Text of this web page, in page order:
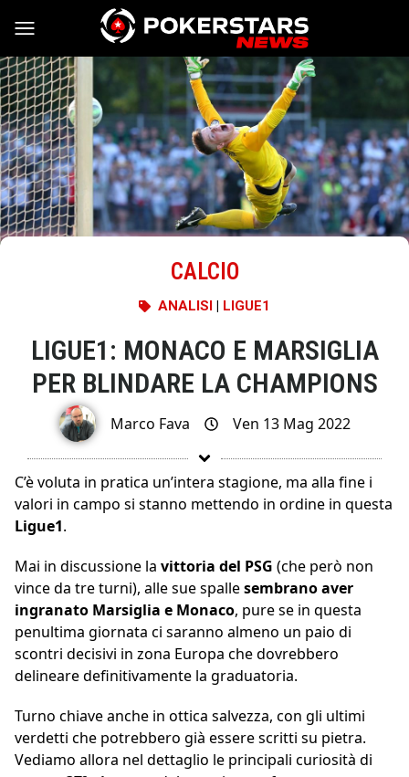
Vai al contenuto
CALCIO
ANALISI | LIGUE1
LIGUE1: MONACO E MARSIGLIA
PER BLINDARE LA CHAMPIONS
Marco Fava Ven 13 Mag 2022
C’è voluta in pratica un’intera stagione, ma alla fine i
valori in campo si stanno mettendo in ordine in questa
Ligue1.
Mai in discussione la vittoria del PSG (che però non
vince da tre turni), alle sue spallesembrano aver
ingranato Marsiglia e Monaco, pure se in questa
penultima giornata ci saranno almeno un paio di
scontri decisivi in zona Europa che dovrebbero
delineare definitivamente la graduatoria.
Turno chiave anche in ottica salvezza, con gli ultimi
verdetti che potrebbero già essere scritti su pietra.
Vediamo allora nel dettaglio le principali curiosità di